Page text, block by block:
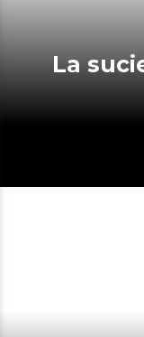
La suciedad no se puede